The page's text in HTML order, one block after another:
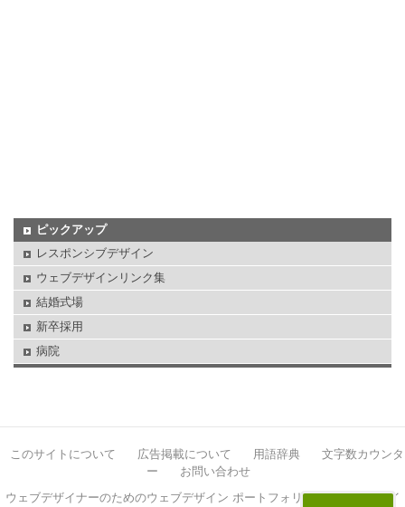
ピックアップ
レスポンシブデザイン
ウェブデザインリンク集
結婚式場
新卒採用
病院
このサイトについて 広告掲載について 用語辞典
文字数カウンタ
ー
お問い合わせ
ウェブデザイナーのためのウェブデザイン ポートフォリオサイト イケサイ